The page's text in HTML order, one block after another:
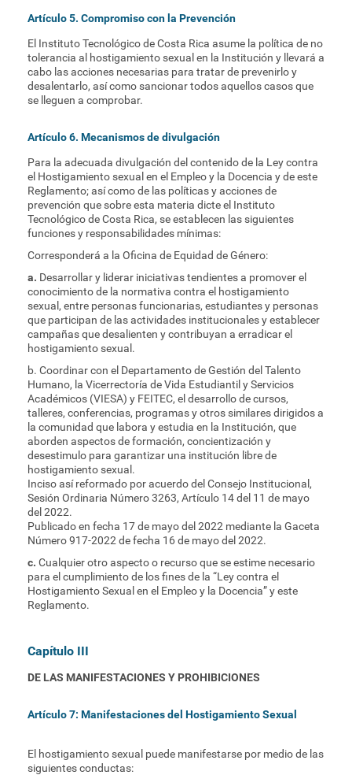
Artículo 5. Compromiso con la Prevención
El Instituto Tecnológico de Costa Rica asume la política de no
tolerancia al hostigamiento sexual en la Institución y llevará a
cabo las acciones necesarias para tratar de prevenirlo y
desalentarlo, así como sancionar todos aquellos casos que
se lleguen a comprobar.
Artículo 6. Mecanismos de divulgación
Para la adecuada divulgación del contenido de la Ley contra
el Hostigamiento sexual en el Empleo y la Docencia y de este
Reglamento; así como de las políticas y acciones de
prevención que sobre esta materia dicte el Instituto
Tecnológico de Costa Rica, se establecen las siguientes
funciones y responsabilidades mínimas:
Corresponderá a la Oficina de Equidad de Género:
a. Desarrollar y liderar iniciativas tendientes a promover el
conocimiento de la normativa contra el hostigamiento
sexual, entre personas funcionarias, estudiantes y personas
que participan de las actividades institucionales y establecer
campañas que desalienten y contribuyan a erradicar el
hostigamiento sexual.
b. Coordinar con el Departamento de Gestión del Talento
Humano, la Vicerrectoría de Vida Estudiantil y Servicios
Académicos (VIESA) y FEITEC, el desarrollo de cursos,
talleres, conferencias, programas y otros similares dirigidos a
la comunidad que labora y estudia en la Institución, que
aborden aspectos de formación, concientización y
desestimulo para garantizar una institución libre de
hostigamiento sexual.
Inciso así reformado por acuerdo del Consejo Institucional,
Sesión Ordinaria Número 3263, Artículo 14 del 11 de mayo
del 2022.
Publicado en fecha 17 de mayo del 2022 mediante la Gaceta
Número 917-2022 de fecha 16 de mayo del 2022.
c. Cualquier otro aspecto o recurso que se estime necesario
para el cumplimiento de los fines de la “Ley contra el
Hostigamiento Sexual en el Empleo y la Docencia” y este
Reglamento.
Capítulo III
DE LAS MANIFESTACIONES Y PROHIBICIONES
Artículo 7: Manifestaciones del Hostigamiento Sexual
El hostigamiento sexual puede manifestarse por medio de las
siguientes conductas: